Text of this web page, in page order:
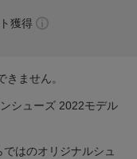
獲得
ません。
シューズ 2022モデル
はのオリジナルシュ